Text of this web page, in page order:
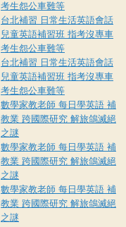
考生怨公車難等
台北補習 日常生活英語會話
兒童英語補習班 指考沒專車
考生怨公車難等
台北補習 日常生活英語會話
兒童英語補習班 指考沒專車
考生怨公車難等
數學家教老師 每日學英語 補
教業 跨國際研究 解旅鴿滅絕
之謎
數學家教老師 每日學英語 補
教業 跨國際研究 解旅鴿滅絕
之謎
數學家教老師 每日學英語 補
教業 跨國際研究 解旅鴿滅絕
之謎